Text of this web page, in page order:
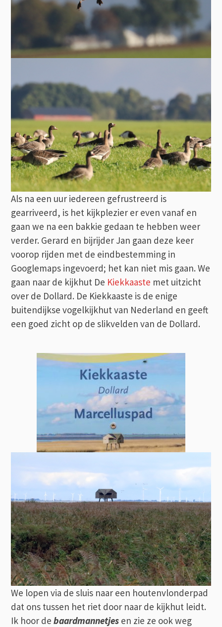
Als na een uur iedereen gefrustreerd is
gearriveerd, is het kijkplezier er even vanaf en
gaan we na een bakkie gedaan te hebben weer
verder. Gerard en bijrijder Jan gaan deze keer
voorop rijden met de eindbestemming in
Googlemaps ingevoerd; het kan niet mis gaan. We
gaan naar de kijkhut De Kiekkaaste met uitzicht
over de Dollard. De Kiekkaaste is de enige
buitendijkse vogelkijkhut van Nederland en geeft
een goed zicht op de slikvelden van de Dollard.
We lopen via de sluis naar een houtenvlonderpad
dat ons tussen het riet door naar de kijkhut leidt.
Ik hoor debaardmannetjes en zie ze ook weg